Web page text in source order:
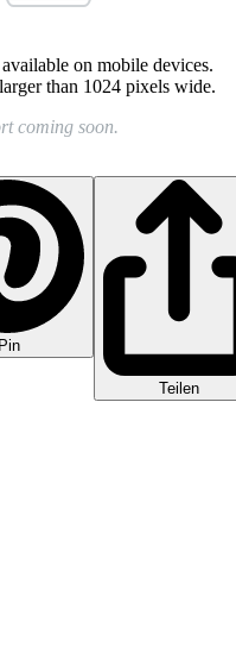
on mobile devices.
than 1024 pixels wide.
coming soon.
Pin
Teilen